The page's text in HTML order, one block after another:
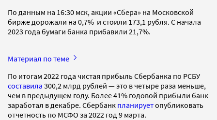
По данным на 16:30 мск, акции «Сбера» на Московской
бирже дорожали на 0,7% и стоили 173,1 рубля. С начала
2023 года бумаги банка прибавили 21,7%.
Материал по теме
По итогам 2022 года чистая прибыль Сбербанка по РСБУ
составила 300,2 млрд рублей — это в четыре раза меньше,
чем в предыдущем году. Более 41% годовой прибыли банк
заработал в декабре. Сбербанк планируетопубликовать
отчетность по МСФО за 2022 год 9 марта.